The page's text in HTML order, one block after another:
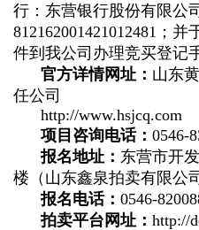
行：东营银行股份有限公
812162001421012481；
件到我公司办理竞买登记
官方详情网址： 山东
任公司
http://www.hsjcq.com
项目咨询电话： 0546-
报名地址： 东营市开
楼（山东鑫泉拍卖有限公
报名电话： 0546-
拍卖平台网址： http://